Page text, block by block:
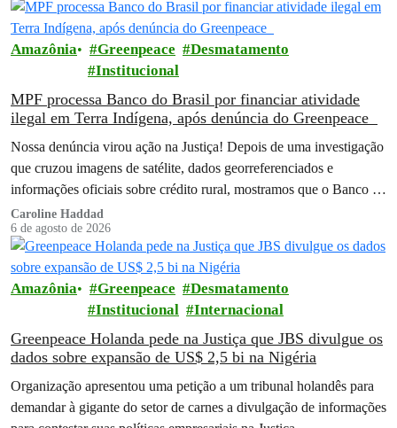
Amazônia Greenpeace
Desmatamento
Institucional
MPF processa Banco do Brasil por financiar atividade
ilegal em Terra Indígena, após denúncia do Greenpeace
Nossa denúncia virou ação na Justiça! Depois de uma investigação
que cruzou imagens de satélite, dados georreferenciados e
informações oficiais sobre crédito rural, mostramos que o Banco do
Brasil financiou…
Caroline Haddad
6 de agosto de 2026
Amazônia Greenpeace
Desmatamento
Institucional
Internacional
Greenpeace Holanda pede na Justiça que JBS divulgue os
dados sobre expansão de US$ 2,5 bi na Nigéria
Organização apresentou uma petição a um tribunal holandês para
demandar à gigante do setor de carnes a divulgação de informações